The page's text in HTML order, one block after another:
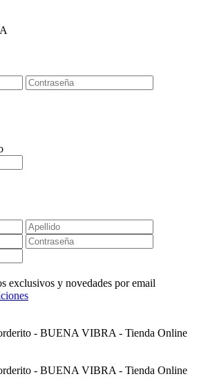
exclusivos y novedades por email